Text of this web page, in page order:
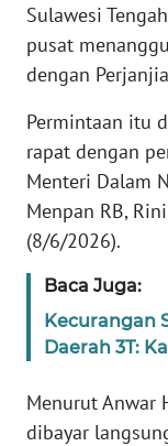
Sulawesi
pusat
dengan
Permintaan itu
rapat dengan
Menteri Dalam
Menpan RB,
(8/6/2026).
Baca Juga:
Kecurangan
Daerah 3T:
Menurut Anwar
dibayar
KARIR
DISCLAIMER
Wahana
News
Regional
WN
SUMUT
WN
JAKARTA
WN
JABAR